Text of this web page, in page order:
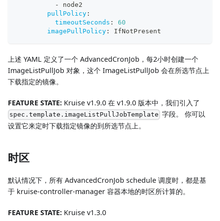
-
node2
pullPolicy :
timeoutSeconds :
60
imagePullPolicy : IfNotPresent
上述 YAML 定义了一个 AdvancedCronJob，每2小时创建一个
ImageListPullJob 对象，这个 ImageListPullJob 会在所选节点上
下载指定的镜像。
FEATURE STATE: Kruise v1.9.0 在 v1.9.0 版本中，我们引入了
spec.template.imageListPullJobTemplate 字段。 你可以
设置它来定时下载指定镜像的到所选节点上。
时区
默认情况下，所有 AdvancedCronJob schedule 调度时，都是基
于 kruise-controller-manager 容器本地的时区所计算的。
FEATURE STATE: Kruise v1.3.0